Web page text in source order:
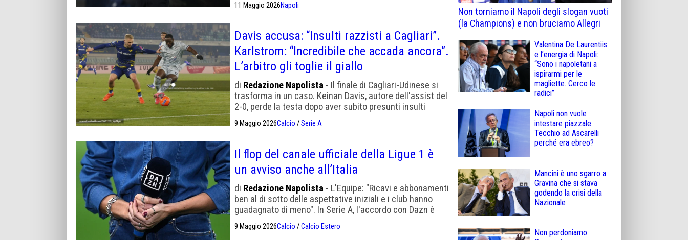
11 Maggio 2026Napoli
Davis accusa: “Insulti razzisti a Cagliari”.
Karlstrom: “Incredibile che accada ancora”.
L’arbitro gli toglie il giallo
di Redazione Napolista - Il finale di Cagliari-Udinese si
trasforma in un caso. Keinan Davis, autore dell'assist del
2-0, perde la testa dopo aver subito presunti insulti
razzisti. Karlstrom denuncia a Dazn, Pisacane difende
Dossena.
9 Maggio 2026Calcio /Serie A
Il flop del canale ufficiale della Ligue 1 è
un avviso anche all’Italia
di Redazione Napolista - L'Equipe: "Ricavi e abbonamenti
ben al di sotto delle aspettative iniziali e i club hanno
guadagnato di meno". In Serie A, l'accordo con Dazn è
è difficile
9 Maggio 2026Calcio /Calcio Estero
Non torniamo il Napoli degli slogan vuoti
(la Champions) e non bruciamo Allegri
Valentina De Laurentiis
e l’energia di Napoli:
“Sono i napoletani a
ispirarmi per le
magliette. Cerco le
radici”
Napoli non vuole
intestare piazzale
Tecchio ad Ascarelli
perché era ebreo?
Mancini è uno sgarro a
Gravina che si stava
godendo la crisi della
Nazionale
Non perdoniamo